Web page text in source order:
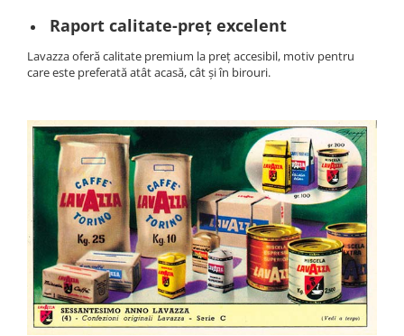
Raport calitate-preț excelent
Lavazza oferă calitate premium la preț accesibil, motiv pentru
care este preferată atât acasă, cât și în birouri.